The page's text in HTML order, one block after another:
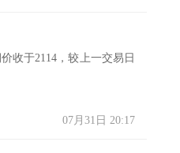
收于2114，较上一交易日
07月31日 20:17